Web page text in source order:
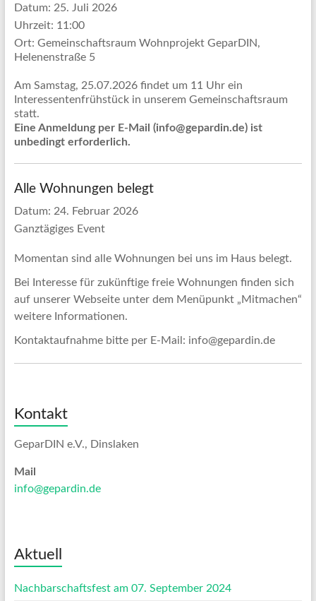
Datum: 25. Juli 2026
Uhrzeit: 11:00
Ort: Gemeinschaftsraum Wohnprojekt GeparDIN,
Helenenstraße 5
Am Samstag, 25.07.2026 findet um 11 Uhr ein
Interessentenfrühstück in unserem Gemeinschaftsraum
statt.
Eine Anmeldung per E-Mail (info@gepardin.de) ist
unbedingt erforderlich.
Alle Wohnungen belegt
Datum: 24. Februar 2026
Ganztägiges Event
Momentan sind alle Wohnungen bei uns im Haus belegt.
Bei Interesse für zukünftige freie Wohnungen finden sich
auf unserer Webseite unter dem Menüpunkt „Mitmachen“
weitere Informationen.
Kontaktaufnahme bitte per E-Mail: info@gepardin.de
Kontakt
GeparDIN e.V., Dinslaken
Mail
info@gepardin.de
Aktuell
Nachbarschaftsfest am 07. September 2024